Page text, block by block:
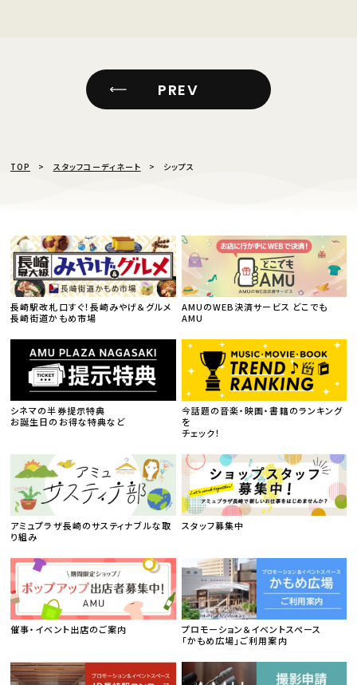
PREV
TOP スタッフコーディネート シップス
長崎駅改札口すぐ！長崎みやげ＆グルメ
長崎街道かもめ市場
AMUのWEB決済サービス どこでも
AMU
シネマの半券提示特典
お誕生日のお得な特典など
今話題の音楽・映画・書籍のランキング
を
チェック！
アミュプラザ長崎のサスティナブルな取
り組み
スタッフ募集中
催事・イベント出店のご案内
プロモーション＆イベントスペース
「かもめ広場」ご利用案内